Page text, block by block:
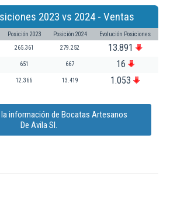
2023 vs 2024 - Ventas
Posición 2023 Posición 2024 Evolución Posiciones
265.361 279.252 13.891
651 667 16
12.366 13.419 1.053
información de Bocatas Artesanos
De Avila Sl.